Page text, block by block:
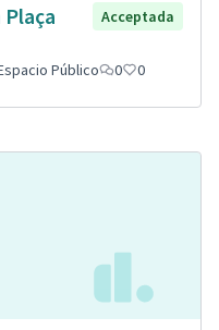
Acceptada
Público 0 0